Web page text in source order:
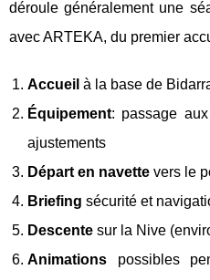
déroule généralement une
avec ARTEKA, du premier
Accueil à la base de
Équipement: passage
ajustements
Départ en navette vers le
Briefing sécurité et
Descente sur la Nive
Animations possibles